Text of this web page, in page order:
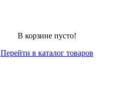
В корзине пусто!
Перейти в каталог товаров